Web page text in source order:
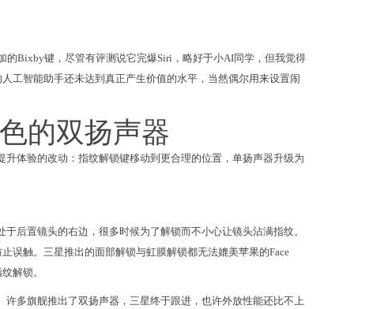
的Bixby键，尽管有评测说它完爆Siri，略好于小AI同学，但我觉得
工智能助手还未达到真正产生价值的水平，当然偶尔用来设置闹
的双扬声器
体验的改动：指纹解锁键移动到更合理的位置，单扬声器升级为
后置镜头的右边，很多时候为了解锁而不小心让镜头沾满指纹。
误触。三星推出的面部解锁与虹膜解锁都无法媲美苹果的Face
解锁。
多旗舰推出了双扬声器，三星终于跟进，也许外放性能还比不上